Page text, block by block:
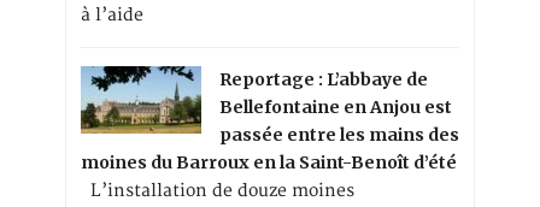
à l’aide
Reportage : L’abbaye de
Bellefontaine en Anjou est
passée entre les mains des
moines du Barroux en la Saint-Benoît d’été
L’installation de douze moines